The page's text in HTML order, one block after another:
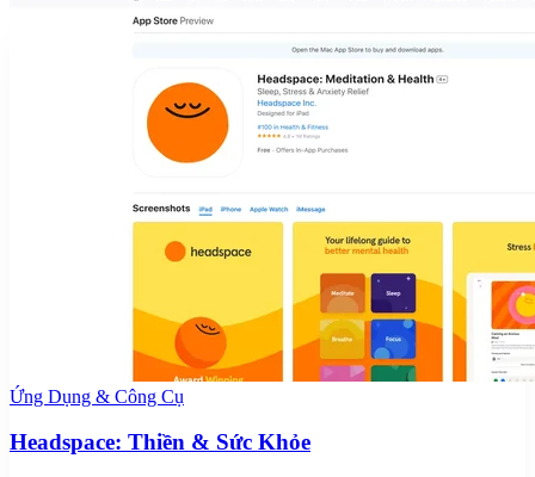
Ứng Dụng & Công Cụ
Headspace: Thiền & Sức Khỏe